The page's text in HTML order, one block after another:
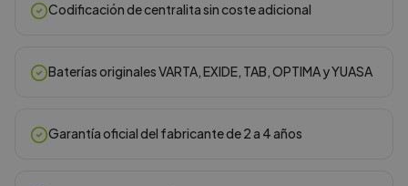
Codificación de centralita sin coste adicional
Baterías originales VARTA, EXIDE, TAB, OPTIMA y YUASA
Garantía oficial del fabricante de 2 a 4 años